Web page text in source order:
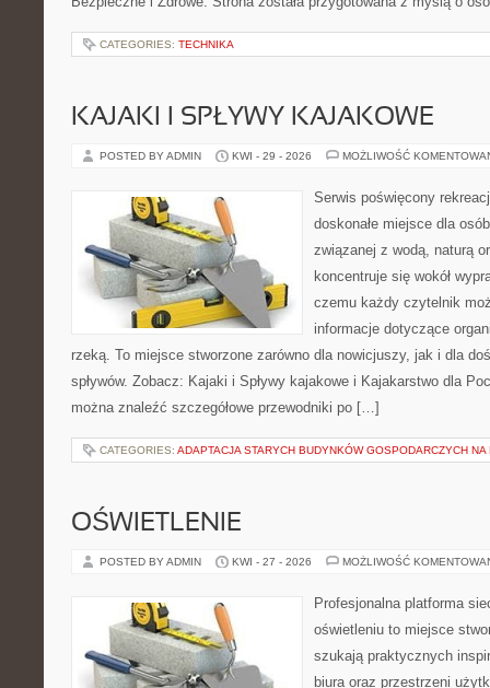
CATEGORIES: TECHNIKA
KAJAKI I SPŁYWY KAJAKOWE
POSTED BY ADMIN KWI - 29 - 2026 MOŻLIWOŚĆ
Serwis poświęcony
doskonałe miejsce dla
związanej z wodą, naturą
koncentruje się wokół
czemu każdy czytelnik
informacje dotyczące
rzeką. To miejsce stworzone zarówno dla nowicjuszy, jak i dla
spływów. Zobacz: Kajaki i Spływy kajakowe i Kajakarstwo dla
można znaleźć szczegółowe przewodniki po […]
CATEGORIES: ADAPTACJA STARYCH BUDYNKÓW GOSPODARCZYCH
OŚWIETLENIE
POSTED BY ADMIN KWI - 27 - 2026 MOŻLIWOŚĆ
Profesjonalna platforma
oświetleniu to miejsce
szukają praktycznych
biura oraz przestrzeni